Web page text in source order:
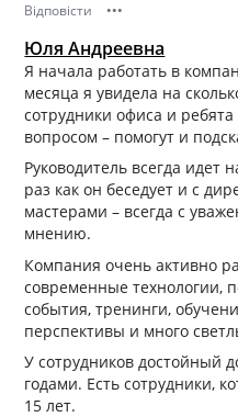
Відповісти •••
Юля Андреевна
Я начала работать в
месяца я увидела на
сотрудники офиса и
вопросом – помогут и
Руководитель всегда идет
раз как он беседует и с
мастерами – всегда с
мнению.
Компания очень активно
современные технологии,
события, тренинги,
перспективы и много
У сотрудников достойный
годами. Есть сотрудники,
15 лет.